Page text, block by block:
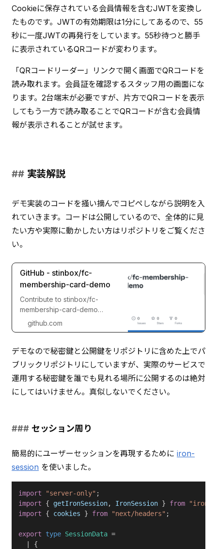
Cookieに保存されている会員情報を含むJWTを変換し
たものです。JWTの有効期限は1分にしてあるので、55
秒に一度JWTの再発行をしています。55秒待つと勝手
に表示されているQRコードが変わります。
「QRコードリーダー」リンクで開く画面でQRコードを
読み取れます。会員証を確認するスタッフ用の画面にな
ります。2台端末が必要ですが、片方でQRコードを表示
してもう一方で読み取ることでQRコードが含む会員情
報が表示されることが試せます。
実装解説
デモ実装のコードを掻い摘んでコピペしながら説明を入
れていきます。コードは公開しているので、全体的に見
たい方や実際に動かしたい方はリポジトリをご覧くださ
い。
GitHub - stinbox/fc-
membership-card-demo
Contribute to stinbox/fc-
membership-card-demo
development by creating an
account on GitHub.
github.com
デモなので秘密鍵と公開鍵をリポジトリに含めた上でパ
ブリックリポジトリにしていますが、実際のサービスで
運用する秘密鍵を誰でも見れる場所に公開するのは絶対
にしてはいけません。真似しないでください。
セッション周り
簡易的にユーザーセッションを再現するために iron-
session を使いました。
import "server-only" ;
import { getIronSession, IronSession } from "iron-
import { cookies } from "next/headers" ;
export type SessionData =
  | {